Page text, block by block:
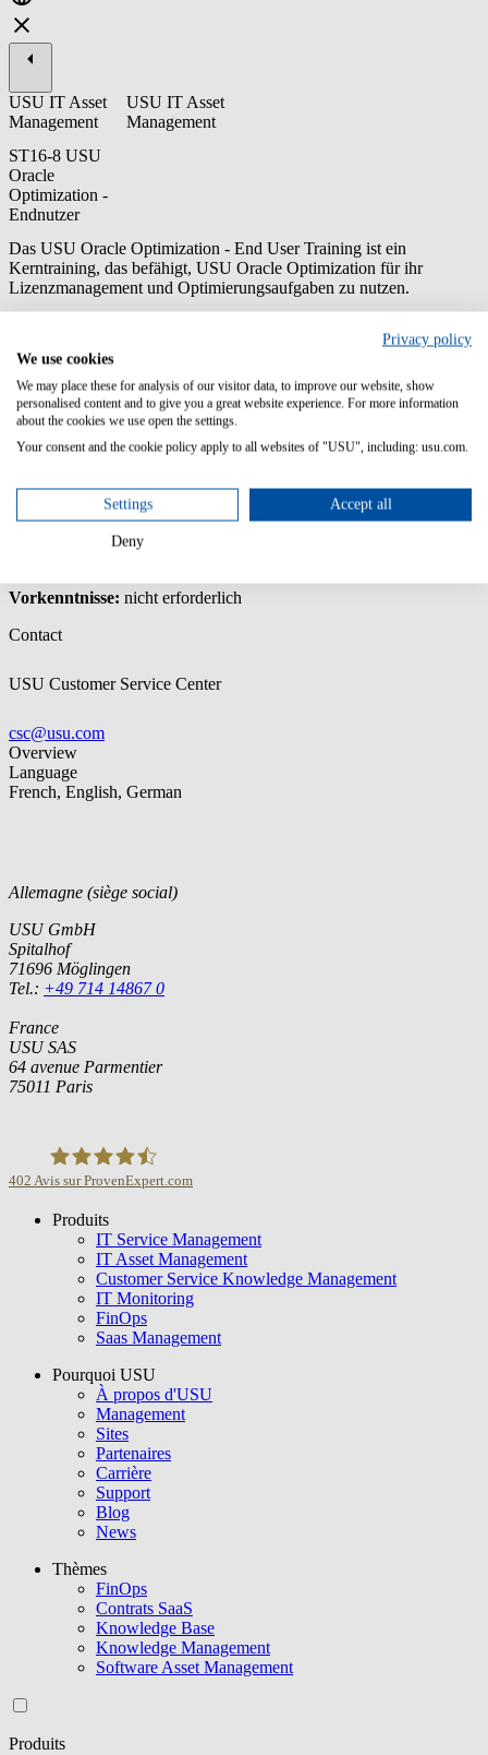
USU IT Asset
Management
ST16-8 USU
Oracle
Optimization -
Endnutzer
USU IT Asset
Management
Das USU Oracle Optimization - End User Training ist ein
Kerntraining, das befähigt, USU Oracle Optimization für ihr
Lizenzmanagement und Optimierungsaufgaben zu nutzen.
Grundlagen der Oracle-Lizenzierung
Zusammenspiel der Datenerfassung mit USU Discovery und
der Optimierung mit USU Oracle Optimization
Navigation durch die Applikation
Grundprinzipien von Oracle-Audits
Grundlagen von Oracle Unlimited License Agreements
(ULA)
Vermeidung von ULA-Pitfalls
Vorkenntnisse: nicht erforderlich
Contact
USU Customer Service Center
csc@usu.com
Overview
Language
French, English, German
Allemagne (siège social)
USU GmbH
Spitalhof
71696 Möglingen
Tel.: +49 714 14867 0
France
USU SAS
64 avenue Parmentier
75011 Paris
USU GmbH
402 Avis sur ProvenExpert.com
Produits
IT Service Management
IT Asset Management
Customer Service Knowledge Management
IT Monitoring
FinOps
Saas Management
Pourquoi USU
À propos d'USU
Management
Sites
Partenaires
Carrière
Support
Blog
News
Thèmes
FinOps
Contrats SaaS
Knowledge Base
Knowledge Management
Software Asset Management
Produits
Privacy policy
We use cookies
We may place these for analysis of our visitor data, to improve our website, show
personalised content and to give you a great website experience. For more information
about the cookies we use open the settings.
Your consent and the cookie policy apply to all websites of "USU", including: usu.com.
Settings Accept all
Deny